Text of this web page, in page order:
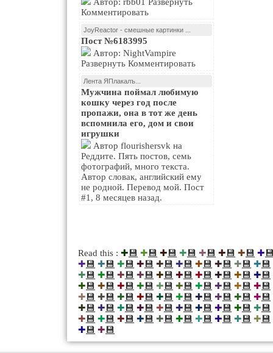
Комментировать
JoyReactor - смешные картинки ...
Пост №6183995
Развернуть Комментировать
Лента ЯПлакалъ...
Мужчина поймал любимую
кошку через год после
пропажи, она в тот же день
вспомнила его, дом и свои
игрушки
Реддите. Пять постов, семь
фотографий, много текста.
Автор словак, английский ему
не родной. Перевод мой. Пост
#1, 8 месяцев назад.
Read this : ✚💾 ✚💾 ✚💾 ✚💾 ✚💾 ✚💾 ✚💾 ✚
✚💾 ✚💾 ✚💾 ✚💾 ✚💾 ✚💾 ✚💾 ✚💾 ✚💾 ✚💾
✚💾 ✚💾 ✚💾 ✚💾 ✚💾 ✚💾 ✚💾 ✚💾 ✚💾 ✚💾
✚💾 ✚💾 ✚💾 ✚💾 ✚💾 ✚💾 ✚💾 ✚💾 ✚💾 ✚💾
✚💾 ✚💾 ✚💾 ✚💾 ✚💾 ✚💾 ✚💾 ✚💾 ✚💾 ✚💾
✚💾 ✚💾 ✚💾 ✚💾 ✚💾 ✚💾 ✚💾 ✚💾 ✚💾 ✚💾
✚💾 ✚💾 ✚💾 ✚💾 ✚💾 ✚💾 ✚💾 ✚💾 ✚💾 ✚💾
✚💾 ✚💾